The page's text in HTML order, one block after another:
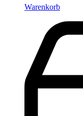
Warenkorb